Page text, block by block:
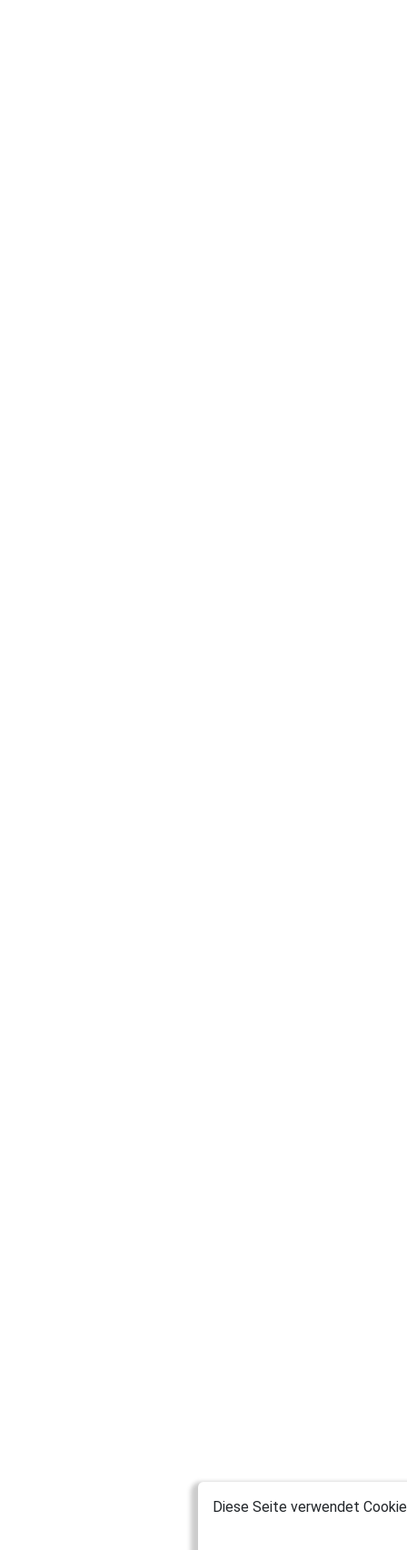
Diese Seite verwendet